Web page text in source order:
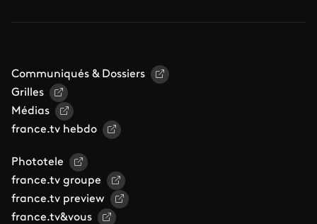
Communiqués & Dossiers
Grilles
Médias
france.tv hebdo
Phototele
france.tv groupe
france.tv preview
france.tv&vous